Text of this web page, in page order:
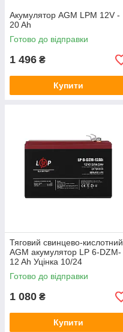
Акумулятор AGM LPM 12V -
20 Ah
Готово до відправки
1 496 ₴
Купити
Тяговий свинцево-кислотний
AGM акумулятор LP 6-DZM-
12 Ah Уцінка 10/24
Готово до відправки
1 080 ₴
Купити